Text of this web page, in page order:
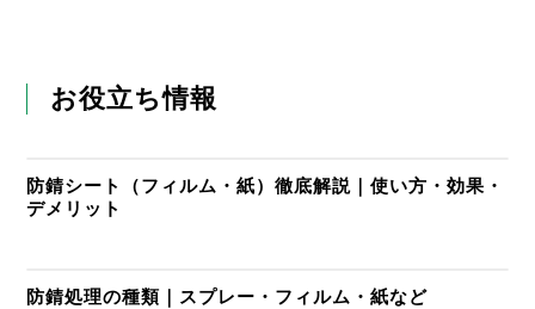
お役立ち情報
防錆シート（フィルム・紙）徹底解説｜使い方・効果・
デメリット
防錆処理の種類｜スプレー・フィルム・紙など